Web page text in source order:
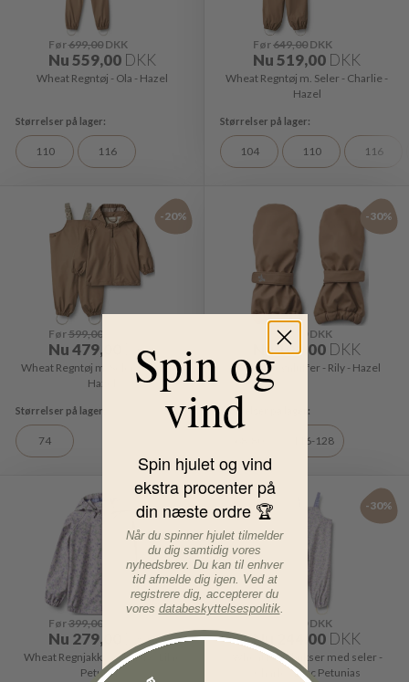
Før699,00DKK
Nu559,00 DKK
Wheat Regntøj - Ola - Hazel
110 116
Før649,00 DKK
Nu519,00 DKK
Wheat Regntøj m. Seler - Charlie -
Hazel
104 110 116
-20%
Før599,00
Nu479,00 DKK
Wheat Regntøj m. Seler - Charlie -
Hazel
74
-30%
149,00 DKK
Nu104,00 DKK
Wheat Regnluffer - Rily - Hazel
116-128
Før399,00
Nu 279,00 DKK
Wheat Regnjakke - Chardy - Lilac
Petunias
-30%
DKK
Nu 244,00 DKK
Wheat Regnbukser med seler -
Charlo - Lilac Petunias
Spin og
vind
Spin hjulet og vind
ekstra procenter på
din næste ordre 🏆
Når du spinner hjulet tilmelder
du dig samtidig vores
nyhedsbrev. Du kan til enhver
tid afmelde dig igen. Ved at
registrere dig, accepterer du
vores databeskyttelsespolitik.